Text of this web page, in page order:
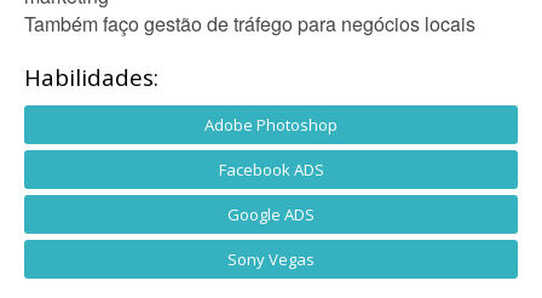
Também faço gestão de tráfego para negócios locais
Habilidades:
Adobe Photoshop
Facebook ADS
Google ADS
Sony Vegas